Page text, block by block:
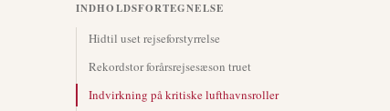
INDHOLDSFORTEGNELSE
Hidtil uset rejseforstyrrelse
Rekordstor forårsrejsesæson truet
Indvirkning på kritiske lufthavnsroller